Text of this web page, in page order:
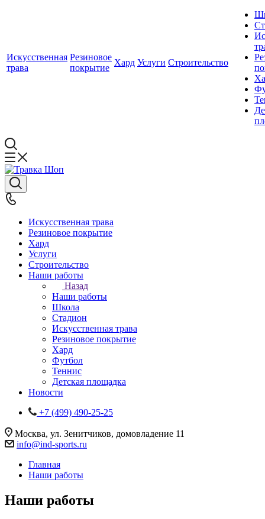
Искусственная
трава
Резиновое
покрытие
Хард Услуги Строительство
Искусственная трава
Резиновое покрытие
Хард
Услуги
Строительство
Наши работы
Назад
Наши работы
Школа
Стадион
Искусственная трава
Резиновое покрытие
Хард
Футбол
Теннис
Детская площадка
Новости
+7 (499) 490-25-25
Москва, ул. Зенитчиков, домовладение 11
info@ind-sports.ru
Главная
Наши работы
Наши работы